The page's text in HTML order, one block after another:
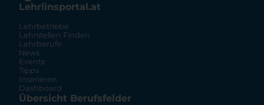
Lehrlinsportal.at
Lehrbetriebe
Lehrstellen Finden
Lehrberufe
News
Events
Tipps
Inserieren
Dashboard
Übersicht Berufsfelder